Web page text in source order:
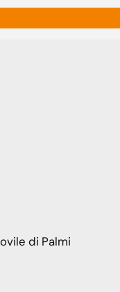
di Palmi